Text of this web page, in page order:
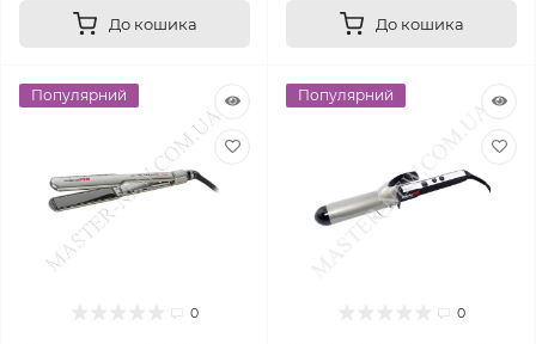
До кошика До кошика
Популярний
0
Популярний
0